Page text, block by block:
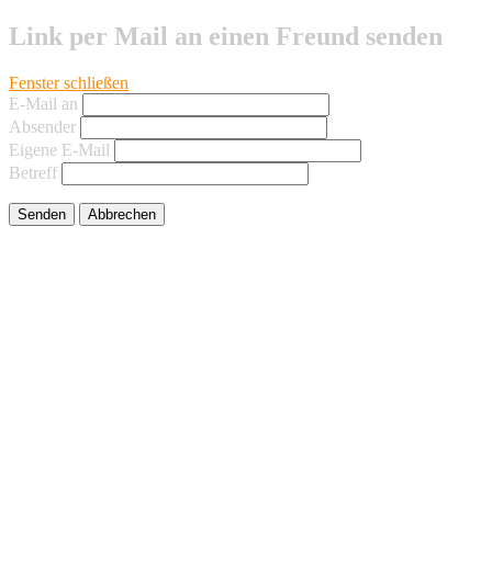
Link per Mail an einen Freund senden
Fenster schließen
E-Mail an
Absender
Eigene E-Mail
Betreff
Senden Abbrechen